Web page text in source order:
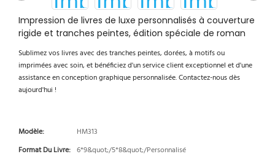
Impression de livres de luxe personnalisés à couverture
rigide et tranches peintes, édition spéciale de roman
Sublimez vos livres avec des tranches peintes, dorées, à motifs ou
imprimées avec soin, et bénéficiez d'un service client exceptionnel et d'une
assistance en conception graphique personnalisée. Contactez-nous dès
aujourd'hui !
Modèle:
HM313
Format Du Livre: 6*9&quot;/5*8&quot;/Personnalisé